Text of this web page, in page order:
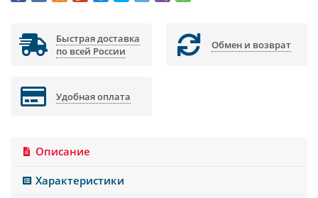
Быстрая доставка
по всей России
Обмен и возврат
Удобная оплата
Описание
Характеристики